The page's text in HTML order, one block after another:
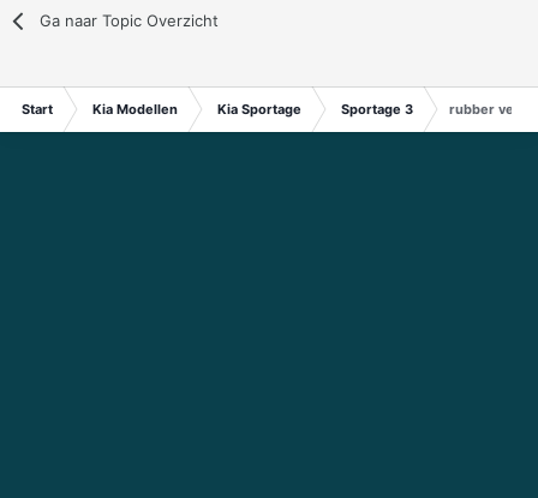
Ga naar Topic Overzicht
Start Kia Modellen Kia Sportage Sportage 3 rubber